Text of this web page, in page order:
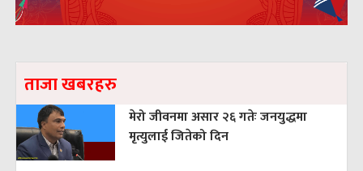
ताजा खबरहरु
मेरो जीवनमा असार २६ गतेः जनयुद्धमा
मृत्युलाई जितेको दिन